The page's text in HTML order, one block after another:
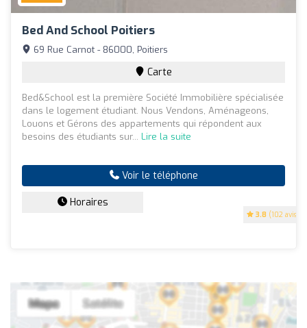
Bed And School Poitiers
3.8 (102 avis)
69 Rue Carnot - 86000, Poitiers
Carte
Bed&School est la première Société Immobilière spécialisée
dans le logement étudiant. Nous Vendons, Aménageons,
Louons et Gérons des appartements qui répondent aux
besoins des étudiants sur... Lire la suite
Voir le téléphone
Horaires